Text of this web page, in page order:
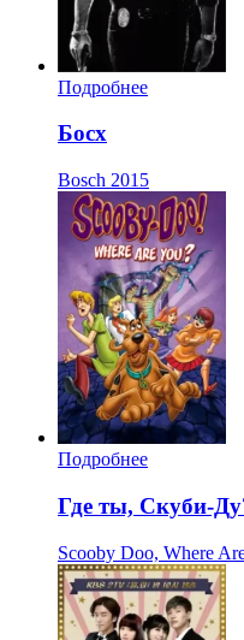
Подробнее
Босх
Bosch 2015
Подробнее
Где ты, Скуби-
Scooby Doo, Where